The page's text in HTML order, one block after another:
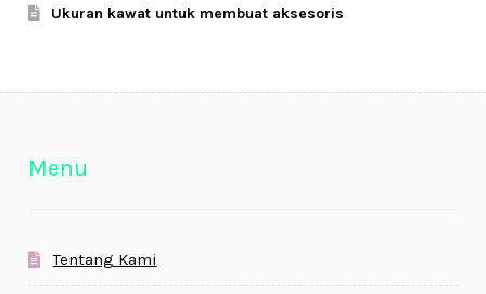
Ukuran kawat untuk membuat aksesoris
Menu
Tentang Kami